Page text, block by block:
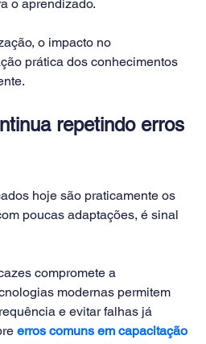
o aprendizado.
o impacto no
prática dos conhecimentos
repetindo erros
hoje são praticamente os
poucas adaptações, é sinal
compromete a
modernas permitem
e evitar falhas já
erros comuns em capacitação